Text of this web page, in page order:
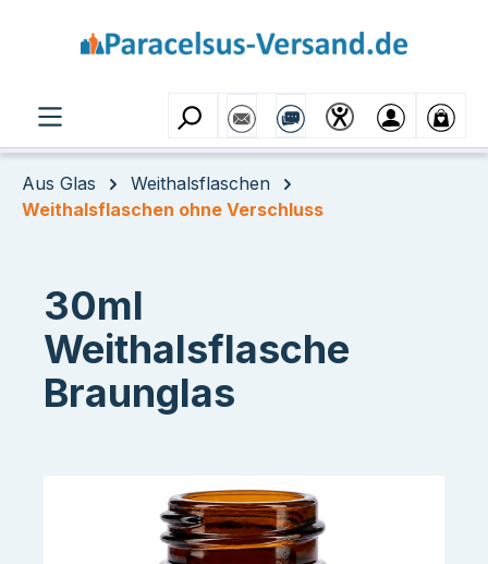
Aus Glas
Weithalsflaschen
Weithalsflaschen ohne Verschluss
30ml
Weithalsflasche
Braunglas